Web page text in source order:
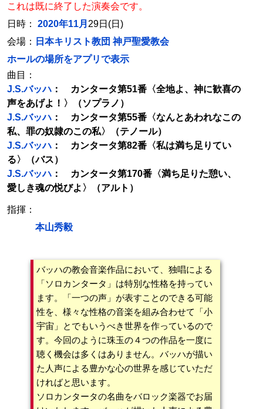
これは既に終了した演奏会です。
日時： 2020年11月 29日(日)
会場：
日本キリスト教団 神戸聖愛教会
ホールの場所をアプリで表示
曲目：
J.S.バッハ ： カンタータ第51番〈全地よ、神に歓喜の
声をあげよ！〉（ソプラノ）
J.S.バッハ ： カンタータ第55番〈なんとあわれなこの
私、罪の奴隷のこの私〉（テノール）
J.S.バッハ ： カンタータ第82番〈私は満ち足りてい
る〉（バス）
J.S.バッハ ： カンタータ第170番〈満ち足りた憩い、
愛しき魂の悦びよ〉（アルト）
指揮：
本山秀毅
バッハの教会音楽作品において、独唱による
「ソロカンタータ」は特別な性格を持ってい
ます。「一つの声」が表すことのできる可能
性を、様々な性格の音楽を組み合わせて「小
宇宙」とでもいうべき世界を作っているので
す。今回のように珠玉の４つの作品を一度に
聴く機会は多くはありません。バッハが描い
た人声による豊かな心の世界を感じていただ
ければと思います。
ソロカンタータの名曲をバロック楽器でお届